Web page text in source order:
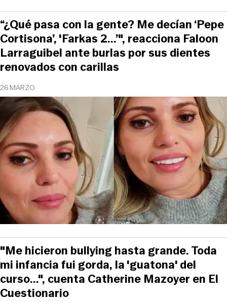
26 MARZO
“¿Qué pasa con la gente? Me decían ‘Pepe
Cortisona’, 'Farkas 2...’", reacciona Faloon
Larraguibel ante burlas por sus dientes
renovados con carillas
"Me hicieron bullying hasta grande. Toda
mi infancia fui gorda, la 'guatona' del
curso...", cuenta Catherine Mazoyer en El
Cuestionario